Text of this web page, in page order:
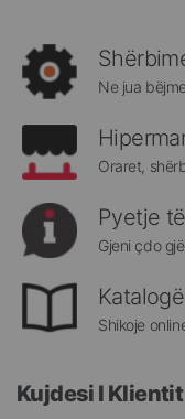
rreth
Megatek:
Ne jua
Oraret,
Pyetje
Gjeni çdo
Katalogë
Shikoje
Kujdesi I Klientit